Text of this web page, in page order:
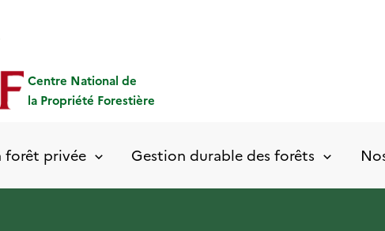
Centre National de
la Propriété Forestière
forêt privée Gestion durable des forêts